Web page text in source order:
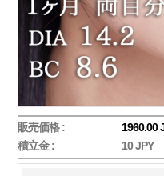
販売価格 :
1960.00
積立金 :
10 JPY